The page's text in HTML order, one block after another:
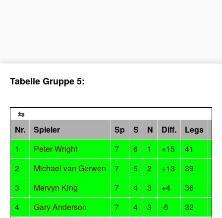
Tabelle Gruppe 5:
Nr. Spieler Sp S N Diff. Legs
1
Peter Wright 7 6 1 +15 41
2
Michael van Gerwen 7 5 2 +13 39
3
Mervyn King 7 4 3 +4 36
4
Gary Anderson 7 4 3 -5 32